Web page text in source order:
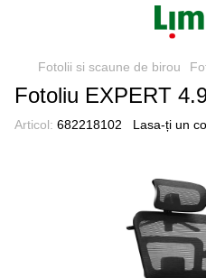
Fotolii si scaune de birou
Fotoliu EXPERT
Articol: 682218102 Lasa-ți un